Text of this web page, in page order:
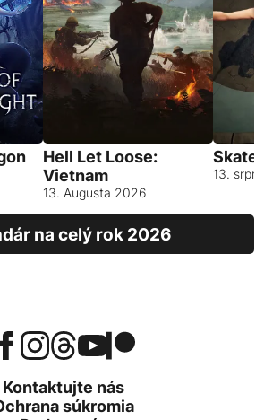
Hell Let Loose:
Vietnam
13. Augusta 2026
13.
na celý rok 2026
Kontaktujte nás
súkromia